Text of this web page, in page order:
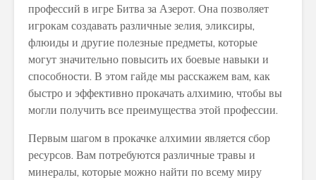
профессий в игре Битва за Азерот. Она позволяет
игрокам создавать различные зелия, эликсиры,
флюиды и другие полезные предметы, которые
могут значительно повысить их боевые навыки и
способности. В этом гайде мы расскажем вам, как
быстро и эффективно прокачать алхимию, чтобы вы
могли получить все преимущества этой профессии.
Первым шагом в прокачке алхимии является сбор
ресурсов. Вам потребуются различные травы и
минералы, которые можно найти по всему миру